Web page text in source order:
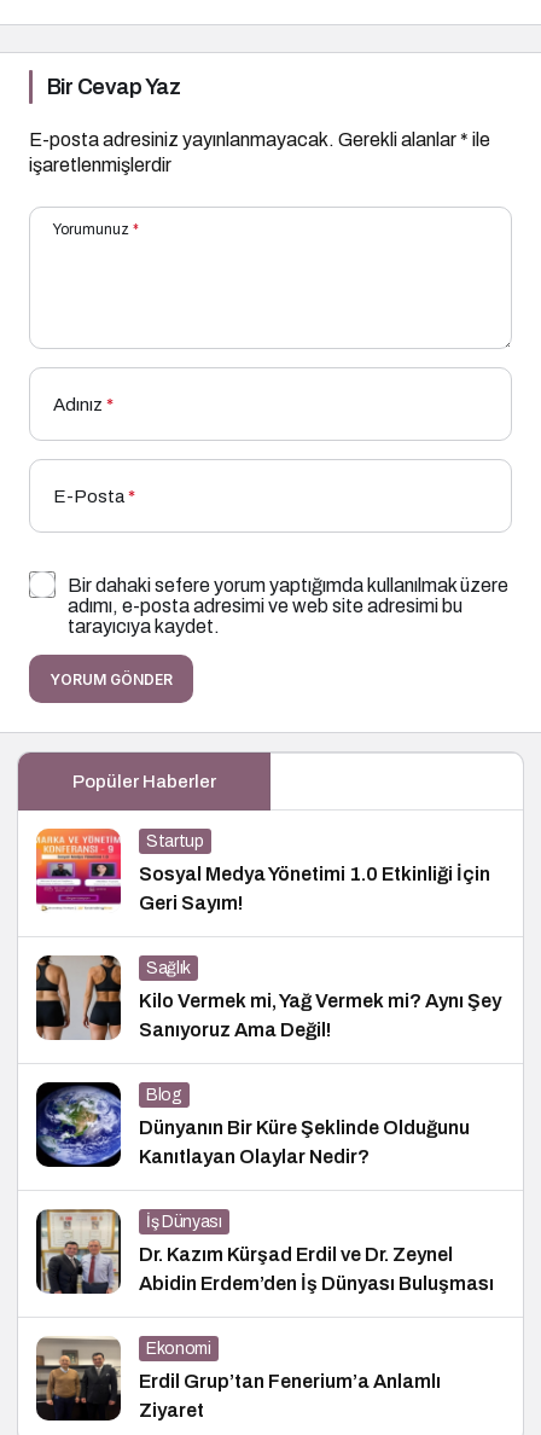
Bir Cevap Yaz
E-posta adresiniz yayınlanmayacak. Gerekli alanlar* ile
işaretlenmişlerdir
Yorumunuz *
Adınız *
E-Posta*
Bir dahaki sefere yorum yaptığımda kullanılmak üzere
adımı, e-posta adresimi ve web site adresimi bu
tarayıcıya kaydet.
YORUM GÖNDER
Popüler Haberler
Startup
Sosyal Medya Yönetimi 1.0 Etkinliği İçin
Geri Sayım!
Sağlık
Kilo Vermek mi, Yağ Vermek mi? Aynı Şey
Sanıyoruz Ama Değil!
Blog
Dünyanın Bir Küre Şeklinde Olduğunu
Kanıtlayan Olaylar Nedir?
İş Dünyası
Dr. Kazım Kürşad Erdil ve Dr. Zeynel
Abidin Erdem’den İş Dünyası Buluşması
Ekonomi
Erdil Grup’tan Fenerium’a Anlamlı
Ziyaret